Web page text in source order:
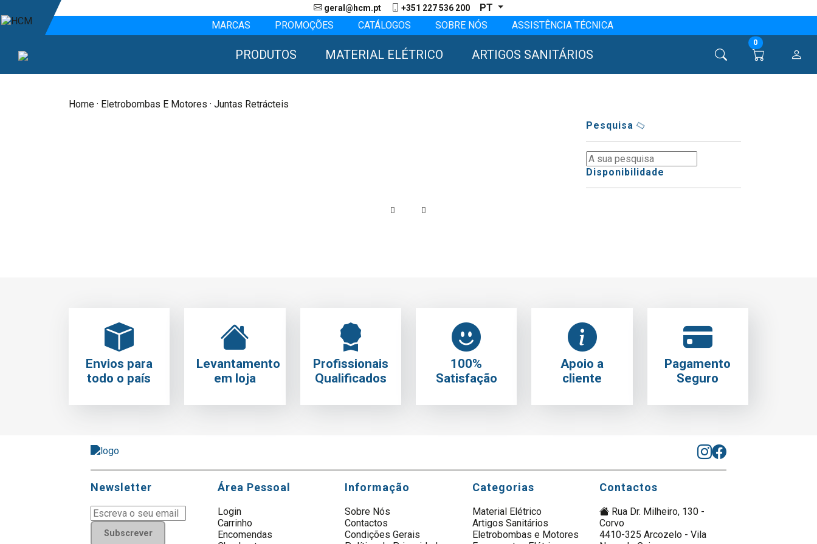
geral@hcm.pt +351 227 536 200
PT
MARCAS
PROMOÇÕES CATÁLOGOS SOBRE NÓS ASSISTÊNCIA TÉCNICA
PRODUTOS MATERIAL ELÉTRICO ARTIGOS SANITÁRIOS
0
Home· Eletrobombas E Motores · Juntas Retrácteis
Pesquisa
Disponibilidade
Envios para
todo o país
Levantamento
em loja
Profissionais
Qualificados
100%
Satisfação
Apoio a
cliente
Pagamento
Seguro
Newsletter
Subscrever
Área Pessoal
Login
Carrinho
Encomendas
Informação
Sobre Nós
Contactos
Condições Gerais
Categorias
Material Elétrico
Artigos Sanitários
Eletrobombas e Motores
Contactos
Rua Dr. Milheiro, 130 -
Corvo
4410-325 Arcozelo - Vila